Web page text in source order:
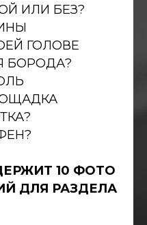
ИЛИ БЕЗ?
ГОЛОВЕ
БОРОДА?
10 ФОТО
ДЛЯ РАЗДЕЛА